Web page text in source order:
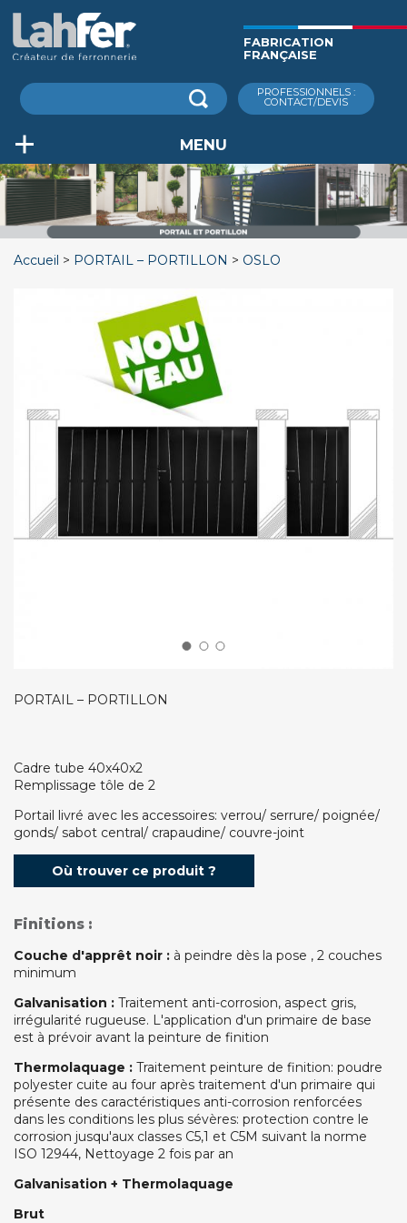
contenu
principal
Rechercher
PROFESSIONNELS :
CONTACT/DEVIS
MENU
FABRICATION
FRANÇAISE
Accueil PORTAIL – PORTILLON OSLO
PORTAIL – PORTILLON
Cadre tube 40x40x2
Remplissage tôle de 2
Portail livré avec les accessoires: verrou/ serrure/ poignée/
gonds/ sabot central/ crapaudine/ couvre-joint
Où trouver ce produit ?
Finitions :
Couche d'apprêt noir : à peindre dès la pose , 2 couches
minimum
Galvanisation : Traitement anti-corrosion, aspect gris,
irrégularité rugueuse. L'application d'un primaire de base
est à prévoir avant la peinture de finition
Thermolaquage : Traitement peinture de finition: poudre
polyester cuite au four après traitement d'un primaire qui
présente des caractéristiques anti-corrosion renforcées
dans les conditions les plus sévères: protection contre le
corrosion jusqu'aux classes C5,1 et C5M suivant la norme
ISO 12944, Nettoyage 2 fois par an
Galvanisation + Thermolaquage
Brut